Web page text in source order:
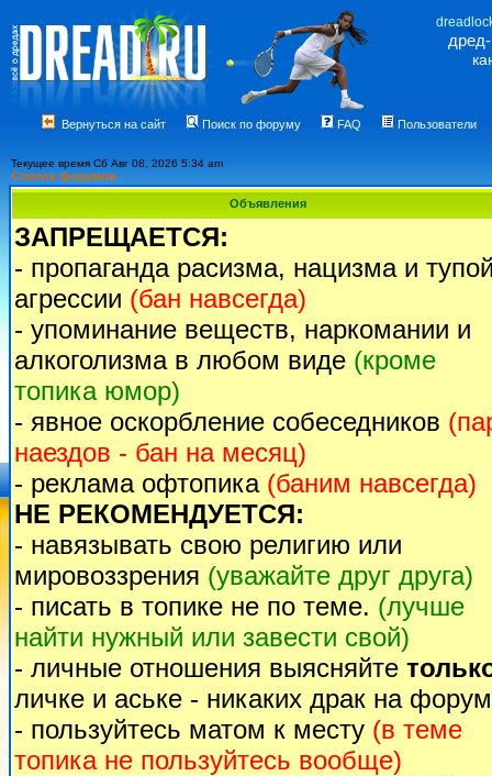
Вернуться на сайт Поиск по форуму FAQ Пользователи
Текущее время Сб Авг 08, 2026 5:34 am
Список форумов
Объявления
ЗАПРЕЩАЕТСЯ:
- пропаганда расизма, нацизма и
агрессии (бан навсегда)
- упоминание веществ, наркомании и
алкоголизма в любом виде (кроме
топика юмор)
- явное оскорбление собеседников
наездов - бан на месяц)
- реклама офтопика (баним навсегда)
НЕ РЕКОМЕНДУЕТСЯ:
- навязывать свою религию или
мировоззрения (уважайте друг друга)
- писать в топике не по теме. (лучше
найти нужный или завести свой)
- личные отношения выясняйте
личке и аське - никаких драк на
- пользуйтесь матом к месту (в теме
топика не пользуйтесь вообще)